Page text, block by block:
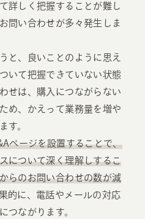
詳しく把握することが難し
問い合わせが多々発生しま
と、良いことのように思え
いて把握できていない状態
せは、購入につながらない
め、かえって業務量を増や
す。
ページを設置することで、
について深く理解しするこ
らのお問い合わせの数が減
的に、電話やメールの対応
つながります。